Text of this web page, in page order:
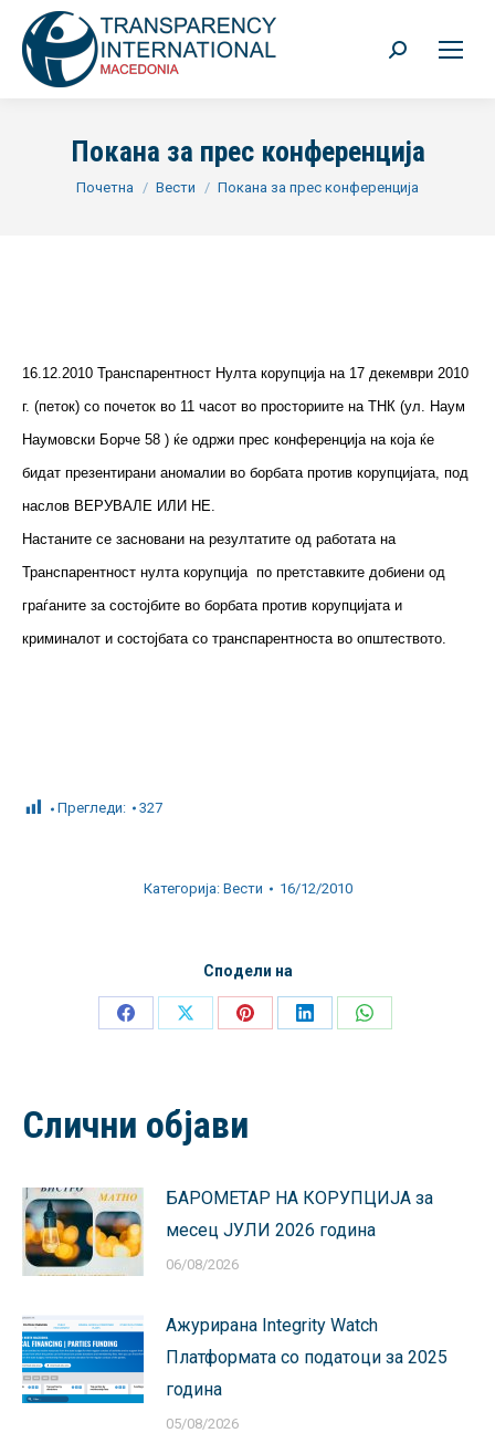
Search:
Покана за прес конференција
You are here:
Почетна Вести Покана за прес конференција
16.12.2010 Транспарентност Нулта корупција на 17 декември 2010
г. (петок) со почеток во 11 часот во просториите на ТНК (ул. Наум
Наумовски Борче 58 ) ќе одржи прес конференција на која ќе
бидат презентирани аномалии во борбата против корупцијата, под
наслов ВЕРУВАЛЕ ИЛИ НЕ.
Настаните се засновани на резултатите од работата на
Транспарентност нулта корупција по претставките добиени од
граѓаните за состојбите во борбата против корупцијата и
криминалот и состојбата со транспарентноста во општеството.
Прегледи: 327
Категорија: Вести 16/12/2010
Сподели на
Share
Share
Share
Share
Share
Слични објави
БАРОМЕТАР НА КОРУПЦИЈА за
месец ЈУЛИ 2026 година
06/08/2026
Ажурирана Integrity Watch
Платформата со податоци за 2025
година
05/08/2026